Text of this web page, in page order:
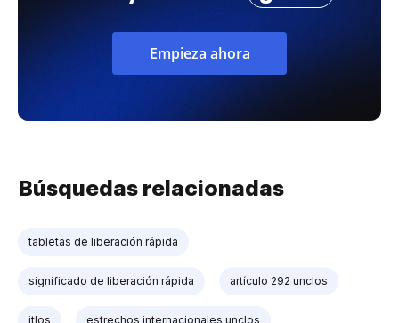
Empieza ahora
Búsquedas relacionadas
tabletas de liberación rápida
significado de liberación rápida artículo 292 unclos
itlos estrechos internacionales unclos